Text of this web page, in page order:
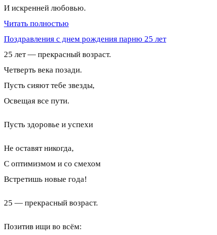
И искренней любовью.
Читать полностью
Поздравления с днем рождения парню 25 лет
25 лет — прекрасный возраст.
Четверть века позади.
Пусть сияют тебе звезды,
Освещая все пути.
Пусть здоровье и успехи
Не оставят никогда,
С оптимизмом и со смехом
Встретишь новые года!
25 — прекрасный возраст.
Позитив ищи во всём: